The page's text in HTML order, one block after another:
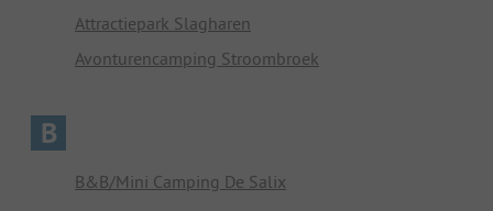
Attractiepark Slagharen
Avonturencamping Stroombroek
B
B&B/Mini Camping De Salix